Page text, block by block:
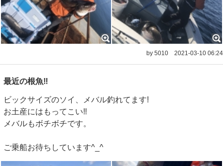
by 5010 2021-03-10 06:24
最近の根魚‼️
ビックサイズのソイ、メバル釣れてます!
お土産にはもってこい‼️
メバルもボチボチです。
ご乗船お待ちしています^_^